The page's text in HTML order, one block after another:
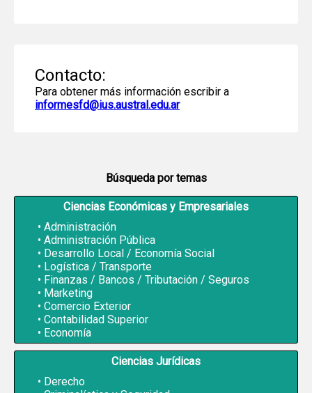
Búsqueda por temas
Ciencias Económicas y Empresariales
Administración
Administración Pública
Desarrollo Local / Economía Social
Logística / Transporte
Finanzas / Bancos / Tributación / Seguros
Marketing
Comercio Exterior
Contabilidad Superior
Economía
Ciencias Jurídicas
Derecho
Contacto:
Para obtener más información escribir a
informesfd@ius.austral.edu.ar